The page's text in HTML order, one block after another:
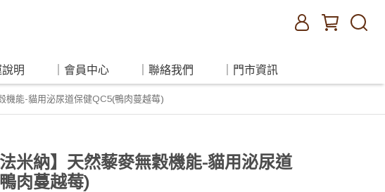
說明 ｜會員中心 ｜聯絡我們 ｜門市資訊
機能-貓用泌尿道保健QC5(鴨肉蔓越莓)
法米納】天然藜麥無穀機能-貓用泌尿道
肉蔓越莓)